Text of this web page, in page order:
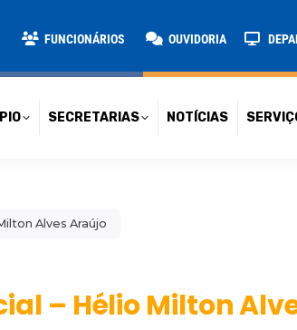
FUNCIONÁRIOS OUVIDORIA
SECRETARIAS NOTÍCIAS
Alves Araújo
– Hélio Milton